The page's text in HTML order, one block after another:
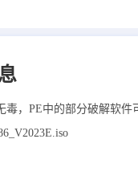
，PE中的部分破解软件